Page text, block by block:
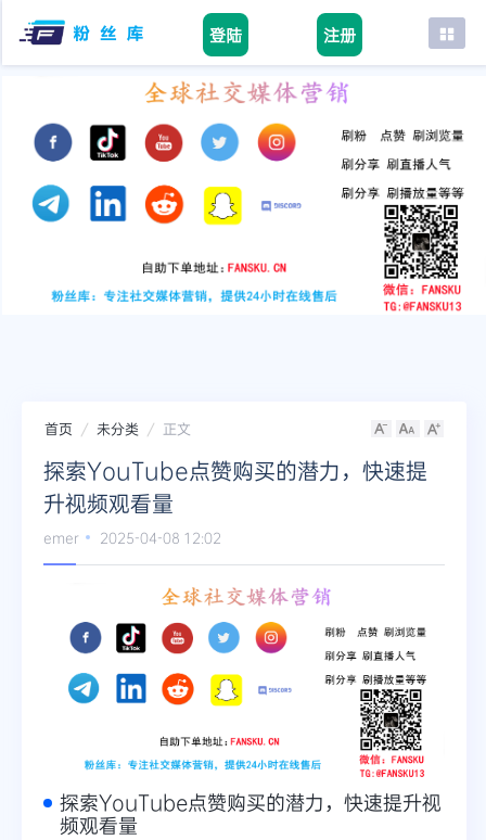
登陆 注册
首页
tiktok
youtube
instagram
首页 未分类 正文
探索YouTube点赞购买的潜力，快速提
升视频观看量
emer 2025-04-08 12:02
探索YouTube点赞购买的潜力，快速提升视
频观看量